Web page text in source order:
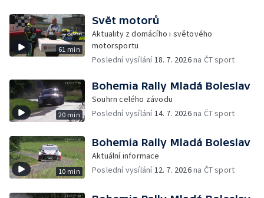
61 min
Svět motorů
Aktuality z domácího i světového
motorsportu
Poslední vysílání18. 7. 2026na ČT sport
20 min
Bohemia Rally Mladá Boleslav
Souhrn celého závodu
Poslední vysílání14. 7. 2026na ČT sport
10 min
Bohemia Rally Mladá Boleslav
Aktuální informace
Poslední vysílání12. 7. 2026na ČT sport